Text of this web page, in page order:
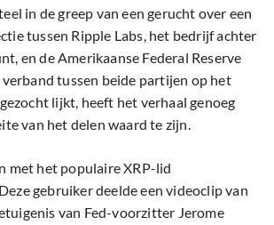
in de greep van een gerucht over een
tussen Ripple Labs, het bedrijf achter
en de Amerikaanse Federal Reserve
verband tussen beide partijen op het
lijkt, heeft het verhaal genoeg
van het delen waard te zijn.
met het populaire XRP-lid
gebruiker deelde een videoclip van
van Fed-voorzitter Jerome